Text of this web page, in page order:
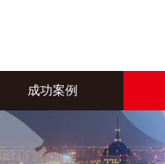
成功案例